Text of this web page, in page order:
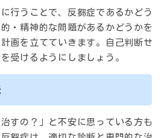
行うことで、反芻症であるかどう
・精神的な問題があるかどうかを
画を立てていきます。自己判断せ
受けるようにしましょう。
すの？」と不安に思っている方も